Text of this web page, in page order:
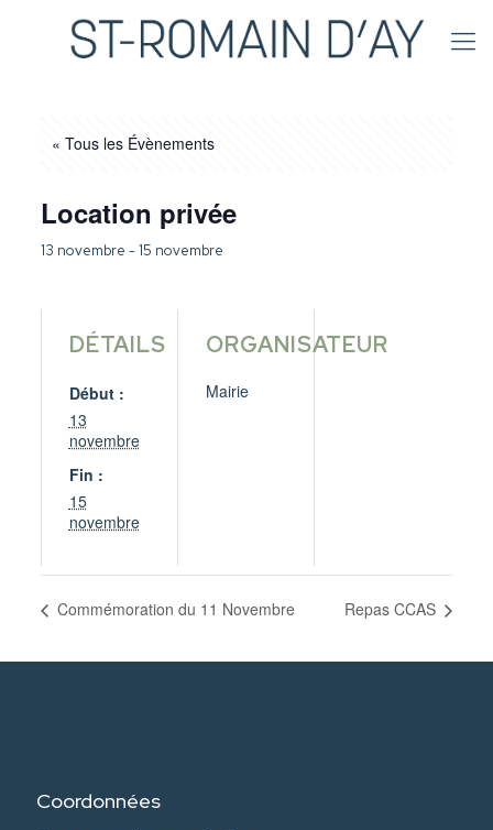
« Tous les Évènements
Location privée
13 novembre -15 novembre
DÉTAILS
Début :
13
novembre
Fin :
15
novembre
ORGANISATEUR
Mairie
Commémoration du 11 Novembre Repas CCAS
Coordonnées